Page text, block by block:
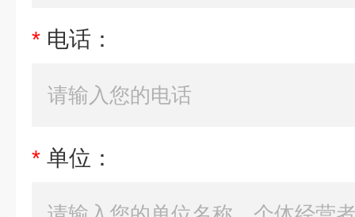
* 电话：
* 单位：